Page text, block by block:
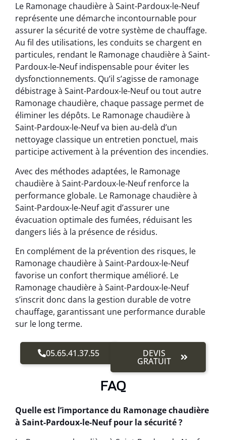
Le Ramonage chaudière à Saint-Pardoux-le-Neuf
représente une démarche incontournable pour
assurer la sécurité de votre système de chauffage.
Au fil des utilisations, les conduits se chargent en
particules, rendant le Ramonage chaudière à Saint-
Pardoux-le-Neuf indispensable pour éviter les
dysfonctionnements. Qu’il s’agisse de ramonage
débistrage à Saint-Pardoux-le-Neuf ou tout autre
Ramonage chaudière, chaque passage permet de
éliminer les dépôts. Le Ramonage chaudière à
Saint-Pardoux-le-Neuf va bien au-delà d’un
nettoyage classique un entretien ponctuel, mais
participe activement à la prévention des incendies.
Avec des méthodes adaptées, le Ramonage
chaudière à Saint-Pardoux-le-Neuf renforce la
performance globale. Le Ramonage chaudière à
Saint-Pardoux-le-Neuf agit d’assurer une
évacuation optimale des fumées, réduisant les
dangers liés à la présence de résidus.
En complément de la prévention des risques, le
Ramonage chaudière à Saint-Pardoux-le-Neuf
favorise un confort thermique amélioré. Le
Ramonage chaudière à Saint-Pardoux-le-Neuf
s’inscrit donc dans la gestion durable de votre
chauffage, garantissant une performance durable
sur le long terme.
05.65.41.37.55 DEVIS
GRATUIT
FAQ
Quelle est l’importance du Ramonage chaudière
à Saint-Pardoux-le-Neuf pour la sécurité ?